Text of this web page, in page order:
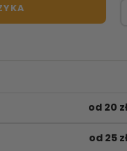
od 20
od 25